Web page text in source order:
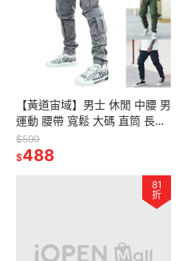
【黃道宙域】男士 休閒 中腰 男
運動 腰帶 寬鬆 大碼 直筒 長褲
多口袋 運動褲 男裝 工裝褲 風
格 輕鬆 多口袋
$590
$488
81
折